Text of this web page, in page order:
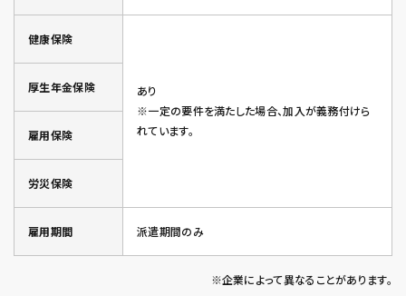
健康保険
あり
※一定の要件を満たした場合、加入が義務付けら
れています。
厚生年金保険
雇用保険
労災保険
雇用期間 派遣期間のみ
※企業によって異なることがあります。